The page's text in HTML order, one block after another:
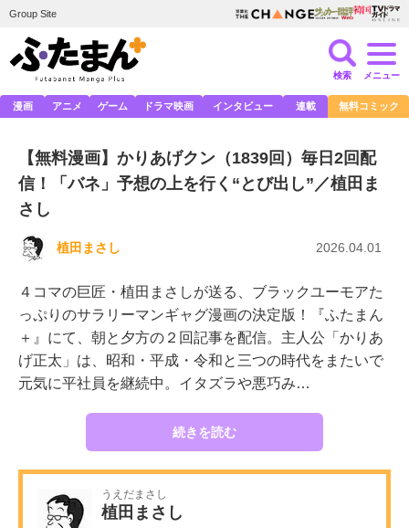
Group Site
検索 メニュー
漫画 アニメ ゲーム ドラマ映画 インタビュー 連載 無料コミック
【無料漫画】かりあげクン（1839回）毎日2回配
信！「バネ」予想の上を行く“とび出し”／植田ま
さし
植田まさし 2026.04.01
４コマの巨匠・植田まさしが送る、ブラックユーモアた
っぷりのサラリーマンギャグ漫画の決定版！『ふたまん
＋』にて、朝と夕方の２回記事を配信。主人公「かりあ
げ正太」は、昭和・平成・令和と三つの時代をまたいで
元気に平社員を継続中。イタズラや悪巧み…
続きを読む
うえだまさし
植田まさし